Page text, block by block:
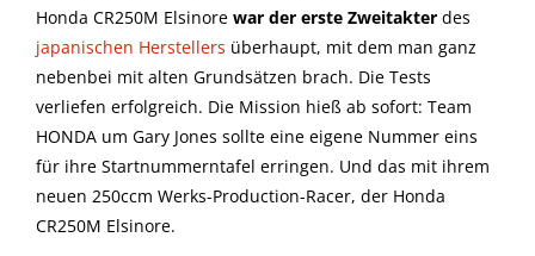
Honda CR250M Elsinore war der erste Zweitakterdes
japanischen Herstellers überhaupt, mit dem man ganz
nebenbei mit alten Grundsätzen brach. Die Tests
verliefen erfolgreich. Die Mission hieß ab sofort: Team
HONDA um Gary Jones sollte eine eigene Nummer eins
für ihre Startnummerntafel erringen. Und das mit ihrem
neuen 250ccm Werks-Production-Racer, der Honda
CR250M Elsinore.